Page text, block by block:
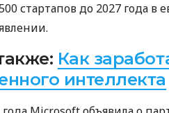
стартапов до 2027 года в
Как
интеллекта